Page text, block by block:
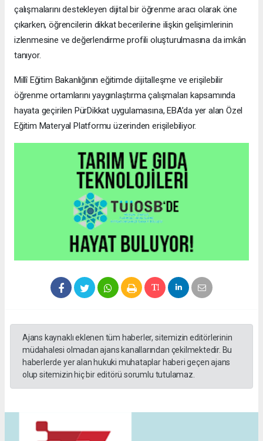
çalışmalarını destekleyen dijital bir öğrenme aracı olarak öne
çıkarken, öğrencilerin dikkat becerilerine ilişkin gelişimlerinin
izlenmesine ve değerlendirme profili oluşturulmasına da imkân
tanıyor.
Millî Eğitim Bakanlığının eğitimde dijitalleşme ve erişilebilir
öğrenme ortamlarını yaygınlaştırma çalışmaları kapsamında
hayata geçirilen PürDikkat uygulamasına, EBA’da yer alan Özel
Eğitim Materyal Platformu üzerinden erişilebiliyor.
Ajans kaynaklı eklenen tüm haberler, sitemizin editörlerinin
müdahalesi olmadan ajans kanallarından çekilmektedir. Bu
haberlerde yer alan hukuki muhataplar haberi geçen ajans
olup sitemizin hiç bir editörü sorumlu tutulamaz.